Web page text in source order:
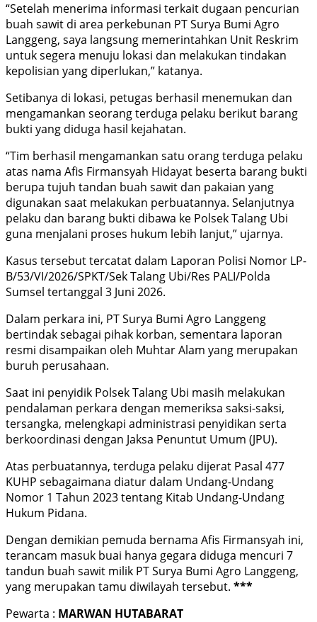
“Setelah menerima informasi terkait dugaan pencurian
buah sawit di area perkebunan PT Surya Bumi Agro
Langgeng, saya langsung memerintahkan Unit Reskrim
untuk segera menuju lokasi dan melakukan tindakan
kepolisian yang diperlukan,” katanya.
Setibanya di lokasi, petugas berhasil menemukan dan
mengamankan seorang terduga pelaku berikut barang
bukti yang diduga hasil kejahatan.
“Tim berhasil mengamankan satu orang terduga pelaku
atas nama Afis Firmansyah Hidayat beserta barang bukti
berupa tujuh tandan buah sawit dan pakaian yang
digunakan saat melakukan perbuatannya. Selanjutnya
pelaku dan barang bukti dibawa ke Polsek Talang Ubi
guna menjalani proses hukum lebih lanjut,” ujarnya.
Kasus tersebut tercatat dalam Laporan Polisi Nomor LP-
B/53/VI/2026/SPKT/Sek Talang Ubi/Res PALI/Polda
Sumsel tertanggal 3 Juni 2026.
Dalam perkara ini, PT Surya Bumi Agro Langgeng
bertindak sebagai pihak korban, sementara laporan
resmi disampaikan oleh Muhtar Alam yang merupakan
buruh perusahaan.
Saat ini penyidik Polsek Talang Ubi masih melakukan
pendalaman perkara dengan memeriksa saksi-saksi,
tersangka, melengkapi administrasi penyidikan serta
berkoordinasi dengan Jaksa Penuntut Umum (JPU).
Atas perbuatannya, terduga pelaku dijerat Pasal 477
KUHP sebagaimana diatur dalam Undang-Undang
Nomor 1 Tahun 2023 tentang Kitab Undang-Undang
Hukum Pidana.
Dengan demikian pemuda bernama Afis Firmansyah ini,
terancam masuk buai hanya gegara diduga mencuri 7
tandun buah sawit milik PT Surya Bumi Agro Langgeng,
yang merupakan tamu diwilayah tersebut. ***
Pewarta : MARWAN HUTABARAT